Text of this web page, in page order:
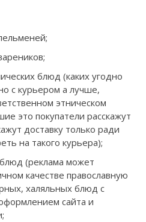
блюд (каких угодно
с курьером а лучше,
этническом
это покупатели расскажут
доставку только ради
на такого курьера);
(реклама может
качестве православную
халяльных блюд с
сайта и